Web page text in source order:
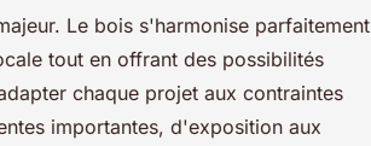
Le bois s'harmonise parfaitement
tout en offrant des possibilités
chaque projet aux contraintes
importantes, d'exposition aux